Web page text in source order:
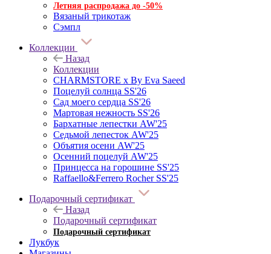
Летняя распродажа до -50%
Вязаный трикотаж
Сэмпл
Коллекции
Назад
Коллекции
CHARMSTORE х By Eva Saeed
Поцелуй солнца SS'26
Сад моего сердца SS'26
Мартовая нежность SS'26
Бархатные лепестки AW'25
Седьмой лепесток AW'25
Объятия осени AW'25
Осенний поцелуй AW'25
Принцесса на горошине SS'25
Raffaello&Ferrero Rocher SS'25
Подарочный сертификат
Назад
Подарочный сертификат
Подарочный сертификат
Лукбук